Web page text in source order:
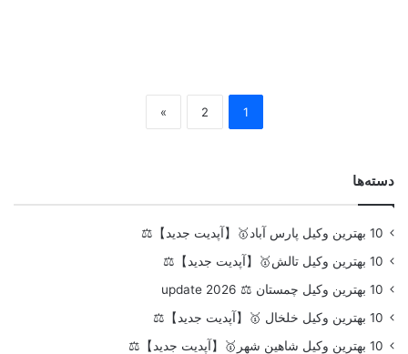
1
2
»
دسته‌ها
10 بهترین وکیل پارس آباد🥇【آپدیت جدید】⚖️
10 بهترین وکیل تالش🥇【آپدیت جدید】⚖️
10 بهترین وکیل چمستان ⚖️ update 2026
10 بهترین وکیل خلخال 🥇【آپدیت جدید】⚖️
10 بهترین وکیل شاهین شهر🥇【آپدیت جدید】⚖️